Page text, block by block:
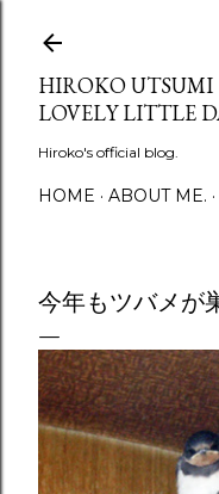
HIROKO UTSUMI
LOVELY LITTLE
Hiroko's official blog.
HOME ABOUT ME.
今年もツバメが